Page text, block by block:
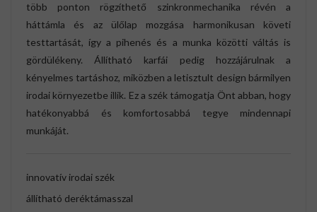
több ponton rögzíthető szinkronmechanika révén a
háttámla és az ülőlap mozgása harmonikusan követi
testtartását, így a pihenés és a munka közötti váltás is
gördülékeny. Állítható karfái pedig hozzájárulnak a
kényelmes tartáshoz, miközben a letisztult design bármilyen
irodai környezetbe illik. Ez a szék támogatja Önt abban, hogy
hatékonyabbá és komfortosabbá tegye mindennapi
munkáját.
innovatív irodai szék
állítható deréktámasszal